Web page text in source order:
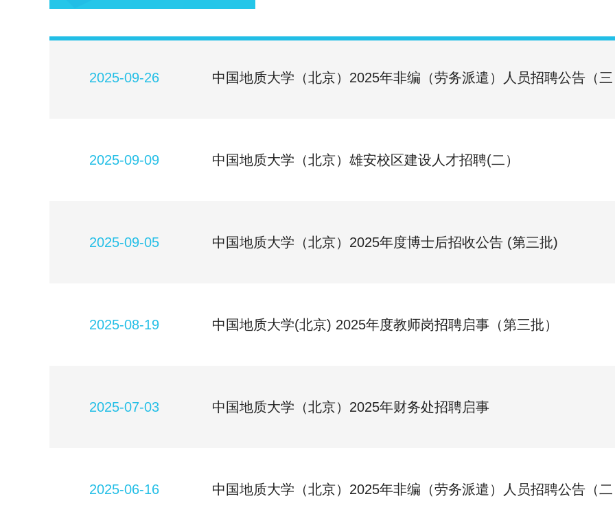
中国地质大学（北京）2025年非编（劳务派遣）人员招聘公告（
2025-09-26
中国地质大学（北京）雄安校区建设人才招聘(二）
2025-09-09
中国地质大学（北京）2025年度博士后招收公告 (第三批)
2025-09-05
中国地质大学(北京) 2025年度教师岗招聘启事（第三批）
2025-08-19
中国地质大学（北京）2025年财务处招聘启事
2025-07-03
中国地质大学（北京）2025年非编（劳务派遣）人员招聘公告（
2025-06-16